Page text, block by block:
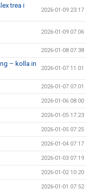
trea i
2026-01-09 23:17
2026-01-09 07:06
2026-01-08 07:38
– kolla in
2026-01-07 11:01
2026-01-07 07:01
2026-01-06 08:00
2026-01-05 17:23
2026-01-05 07:25
2026-01-04 07:17
2026-01-03 07:19
2026-01-02 10:20
2026-01-01 07:52